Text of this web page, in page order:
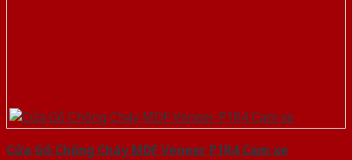
Cửa Gỗ Chống Cháy MDF Veneer P1R4 Cam xe